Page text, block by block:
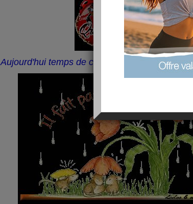
Aujourd'hui temps de chien, du vent de la pluie.